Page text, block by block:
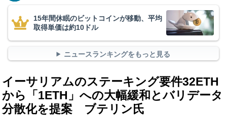
15年間休眠のビットコインが移動、平均
取得単価は約10ドル
ニュースランキングをもっと見る
イーサリアムのステーキング要件32ETH
から「1ETH」への大幅緩和とバリデータ
分散化を提案 ブテリン氏